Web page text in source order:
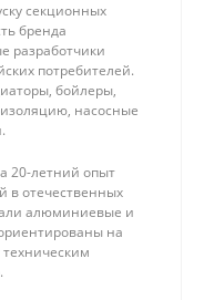
секционных
бренда
разработчики
потребителей.
бойлеры,
насосные
20-летний опыт
в отечественных
алюминиевые и
на
техническим